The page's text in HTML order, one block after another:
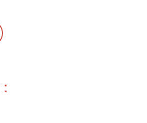
MORE